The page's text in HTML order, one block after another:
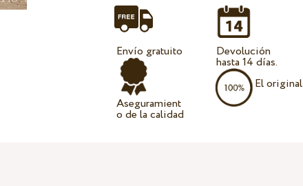
Envío gratuito
Aseguramient
o de la calidad
Devolución
hasta 14 días.
El original